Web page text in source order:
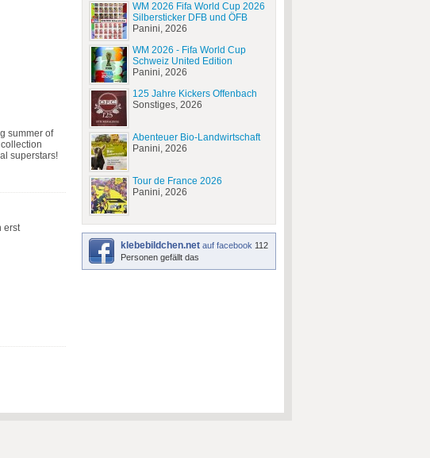
summer of
superstars!
erst
WM 2026 Fifa World Cup 2026
Silbersticker DFB und ÖFB
Panini, 2026
WM 2026 - Fifa World Cup
Schweiz United Edition
Panini, 2026
125 Jahre Kickers Offenbach
Sonstiges, 2026
Abenteuer Bio-Landwirtschaft
Panini, 2026
Tour de France 2026
Panini, 2026
klebebildchen.netauf facebook 112
Personen gefällt das